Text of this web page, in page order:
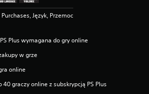
Język, Przemoc
Plus wymagana do gry online
w grze
online
40 graczy online z subskrypcją PS Plus